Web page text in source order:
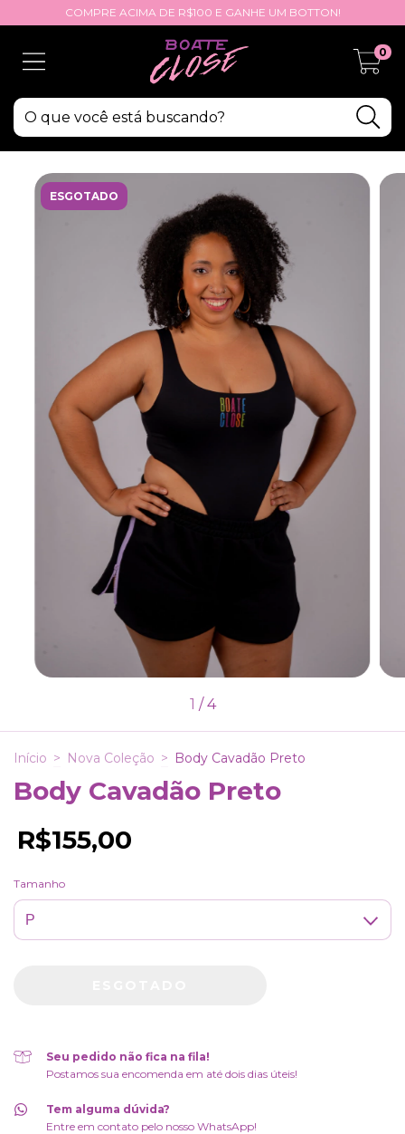
COMPRE ACIMA DE R$100 E GANHE UM BOTTON!
0
ESGOTADO
1 /4
Início > Nova Coleção > Body Cavadão Preto
Body Cavadão Preto
R$155,00
Tamanho
Seu pedido não fica na fila!
Postamos sua encomenda em até dois dias úteis!
Tem alguma dúvida?
Entre em contato pelo nosso WhatsApp!